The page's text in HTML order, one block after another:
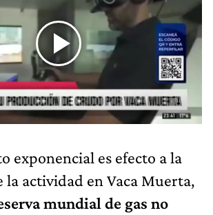
exponencial es efecto a la
la actividad en Vaca Muerta,
mundial de gas no